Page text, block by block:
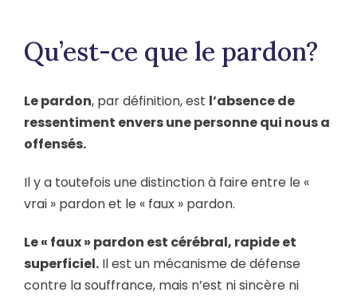
Qu’est-ce que le pardon?
Le pardon, par définition, est l’absence de
ressentiment envers une personne qui nous a
offensés.
Il y a toutefois une distinction à faire entre le «
vrai » pardon et le « faux » pardon.
Le « faux » pardon est cérébral, rapide et
superficiel. Il est un mécanisme de défense
contre la souffrance, mais n’est ni sincère ni